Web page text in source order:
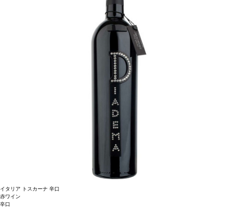
イタリア トスカーナ 辛口
赤ワイン
辛口